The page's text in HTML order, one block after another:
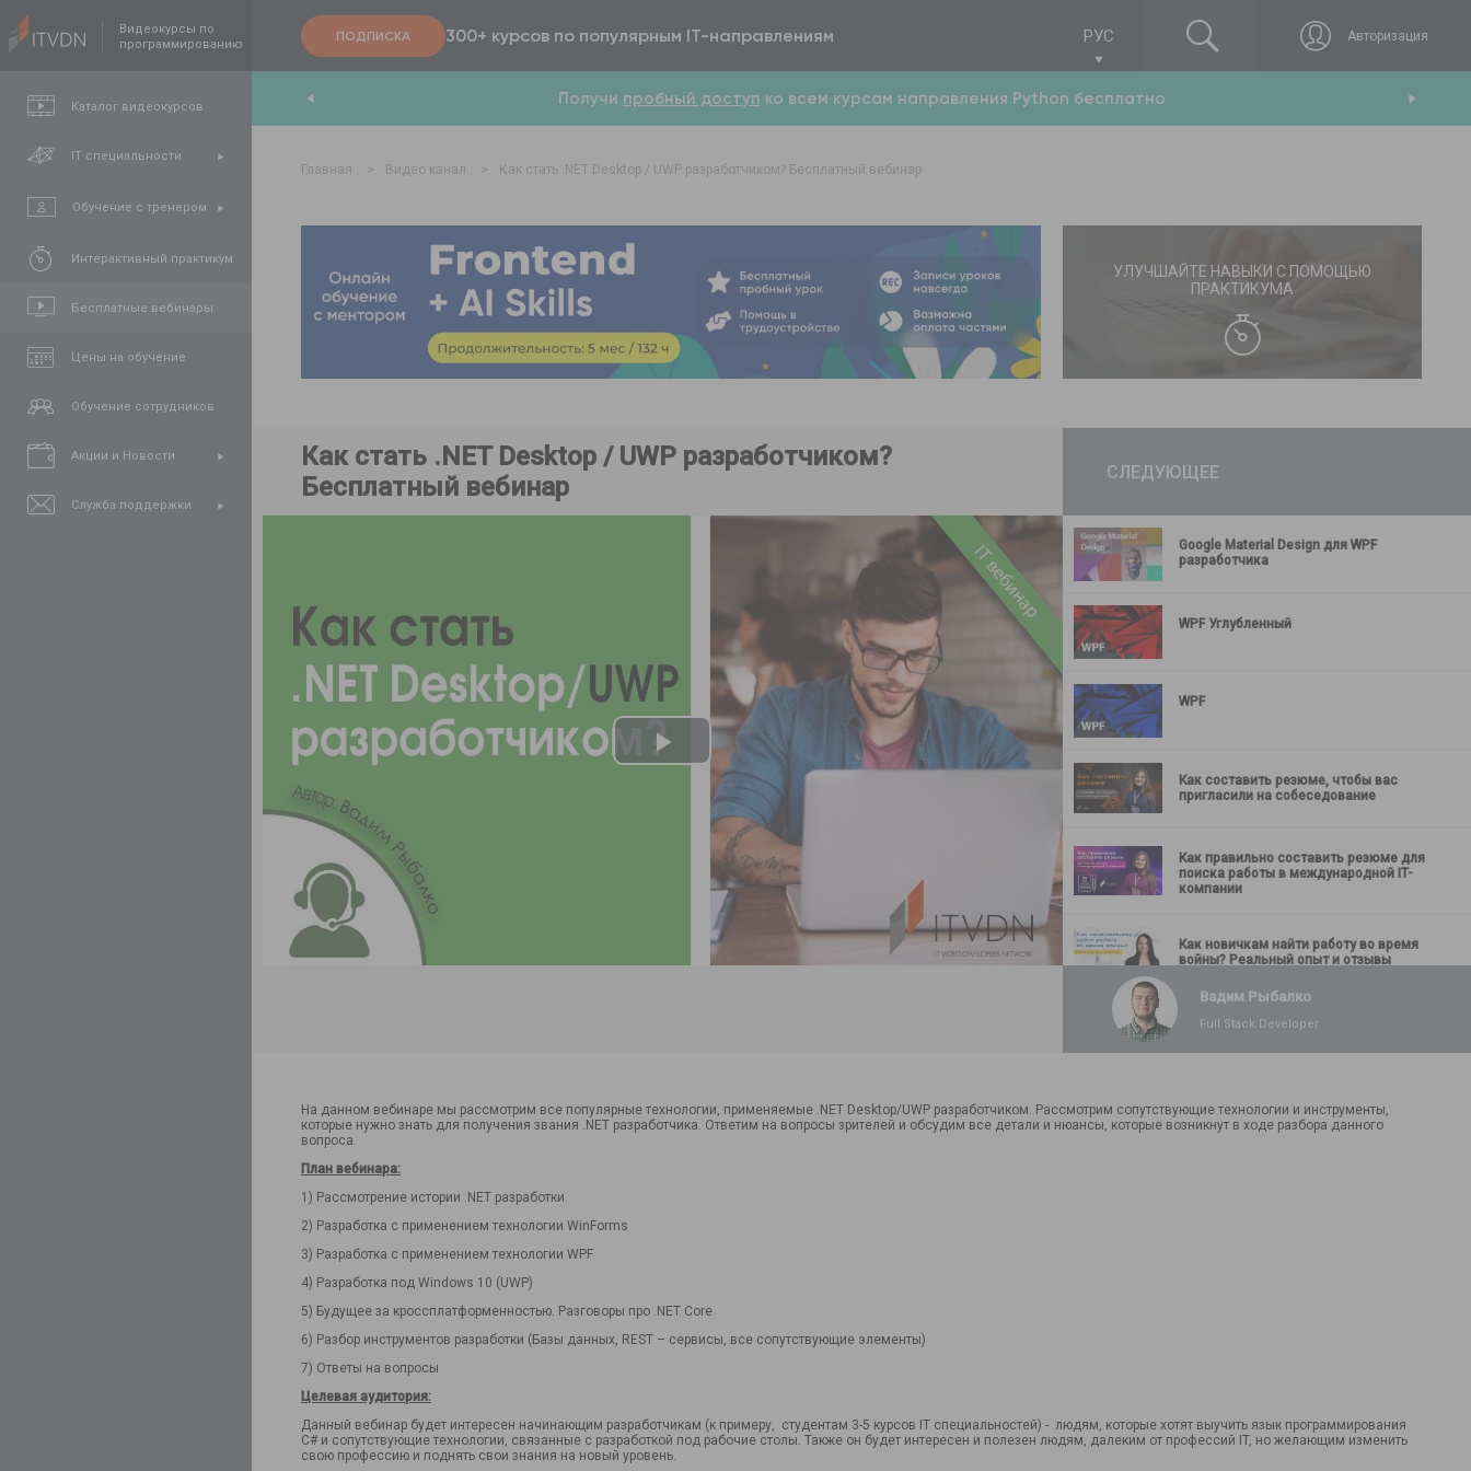
Видеокурсы по
программированию
Каталог видеокурсов
IT специальности
Обучение с тренером
Интерактивный практикум
Бесплатные вебинары
Цены на обучение
Обучение сотрудников
Акции и Новости
Служба поддержки
ПОДПИСКА 300+ курсов по популярным IT-направлениям РУС Авторизация
Developer + AI Skills Получи пробный доступ ко всем курсам направления Python бесплатно
Главная > Видео канал > Как стать .NET Desktop / UWP разработчиком? Бесплатный вебинар
УЛУЧШАЙТЕ НАВЫКИ С ПОМОЩЬЮ
ПРАКТИКУМА
Как стать .NET Desktop / UWP разработчиком?
Бесплатный вебинар
Play
Video
СЛЕДУЮЩЕЕ
Google Material Design для WPF
разработчика
WPF Углубленный
WPF
Как составить резюме, чтобы вас
пригласили на собеседование
Как правильно составить резюме для
поиска работы в международной IT-
компании
Как новичкам найти работу во время
войны? Реальный опыт и отзывы
Почему мне отказывают рекрутеры? Как
пройти испытательный срок в компании?
работу
Вадим Рыбалко
Full Stack Developer
На данном вебинаре мы рассмотрим все популярные технологии, применяемые .NET Desktop/UWP разработчиком. Рассмотрим сопутствующие технологии и инструменты,
которые нужно знать для получения звания .NET разработчика. Ответим на вопросы зрителей и обсудим все детали и нюансы, которые возникнут в ходе разбора данного
вопроса.
План вебинара:
1) Рассмотрение истории .NET разработки
2) Разработка с применением технологии WinForms
3) Разработка с применением технологии WPF
4) Разработка под Windows 10 (UWP)
5) Будущее за кроссплатформенностью. Разговоры про .NET Core
6) Разбор инструментов разработки (Базы данных, REST – сервисы, все сопутствующие элементы)
7) Ответы на вопросы
Целевая аудитория:
Данный вебинар будет интересен начинающим разработчикам (к примеру, студентам 3-5 курсов IT специальностей) - людям, которые хотят выучить язык программирования
C# и сопутствующие технологии, связанные с разработкой под рабочие столы. Также он будет интересен и полезен людям, далеким от профессий IT, но желающим изменить
свою профессию и поднять свои знания на новый уровень.